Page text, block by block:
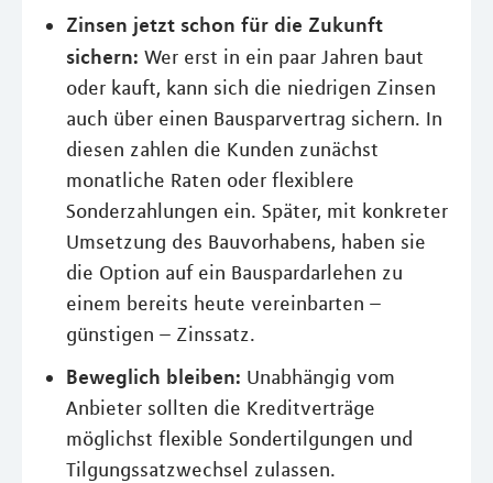
Zinsen jetzt schon für die Zukunft
sichern: Wer erst in ein paar Jahren baut
oder kauft, kann sich die niedrigen Zinsen
auch über einen Bausparvertrag sichern. In
diesen zahlen die Kunden zunächst
monatliche Raten oder flexiblere
Sonderzahlungen ein. Später, mit konkreter
Umsetzung des Bauvorhabens, haben sie
die Option auf ein Bauspardarlehen zu
einem bereits heute vereinbarten –
günstigen – Zinssatz.
Beweglich bleiben: Unabhängig vom
Anbieter sollten die Kreditverträge
möglichst flexible Sondertilgungen und
Tilgungssatzwechsel zulassen.